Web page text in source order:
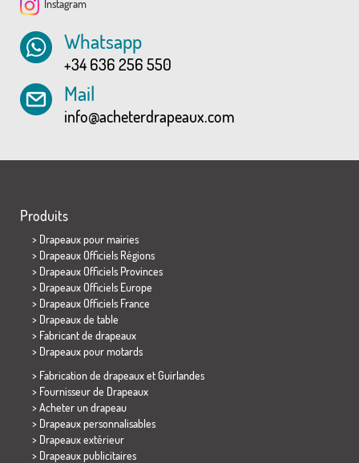
Instagram
Whatsapp
+34 636 256 550
Mail
info@acheterdrapeaux.com
Produits
> Drapeaux pour mairies
> Drapeaux Officiels Régions
> Drapeaux Officiels Provinces
> Drapeaux Officiels Europe
> Drapeaux Officiels France
> Drapeaux de table
> Fabricant de drapeaux
> Drapeaux pour motards
> Fabrication de drapeaux et Guirlandes
> Fournisseur de Drapeaux
> Acheter un drapeau
> Drapeaux personnalisables
> Drapeaux extérieur
> Drapeaux publicitaires